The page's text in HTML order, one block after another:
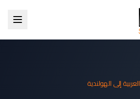
العربية إلى الهولندية